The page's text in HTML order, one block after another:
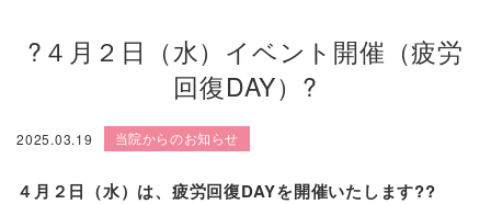
?４月２日（水）イベント開催（疲労
回復DAY）?
2025.03.19 当院からのお知らせ
４月２日（水）は、 疲労回復DAYを開催いたします??